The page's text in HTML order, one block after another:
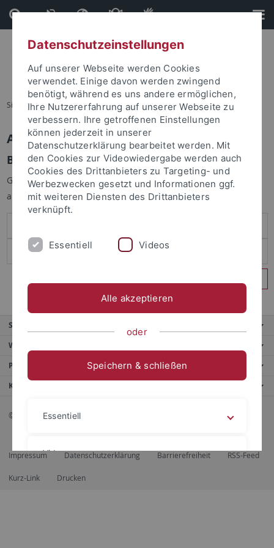
Direkt
zum
Inhalt
Direkt
zur
Fußleiste
Sie sind hier: Startseite
Anmelden
Benutzeranmeldung
Geben Sie Ihren Benutzernamen und Ihr Passwort an um sich
anzumelden:
Service
Weitere Angebote
Portale
Kontaktinfo
© 2026 Eberhard Karls Universität Tübingen, Tübingen
Impressum Datenschutzerklärung Barrierefreiheit RSS-Feed
Kurz-Link Drucken
Datenschutzeinstellungen
Auf unserer Webseite werden Cookies
verwendet. Einige davon werden zwingend
benötigt, während es uns andere ermöglichen,
Ihre Nutzererfahrung auf unserer Webseite zu
verbessern. Ihre getroffenen Einstellungen
können jederzeit in unserer
Datenschutzerklärung bearbeitet werden. Mit
den Cookies zur Videowiedergabe werden auch
Cookies des Drittanbieters zu Targeting- und
Werbezwecken gesetzt und Informationen ggf.
mit weiteren Diensten des Drittanbieters
verknüpft.
Essentiell Videos
Alle akzeptieren
oder
Speichern & schließen
Essentiell
Videos